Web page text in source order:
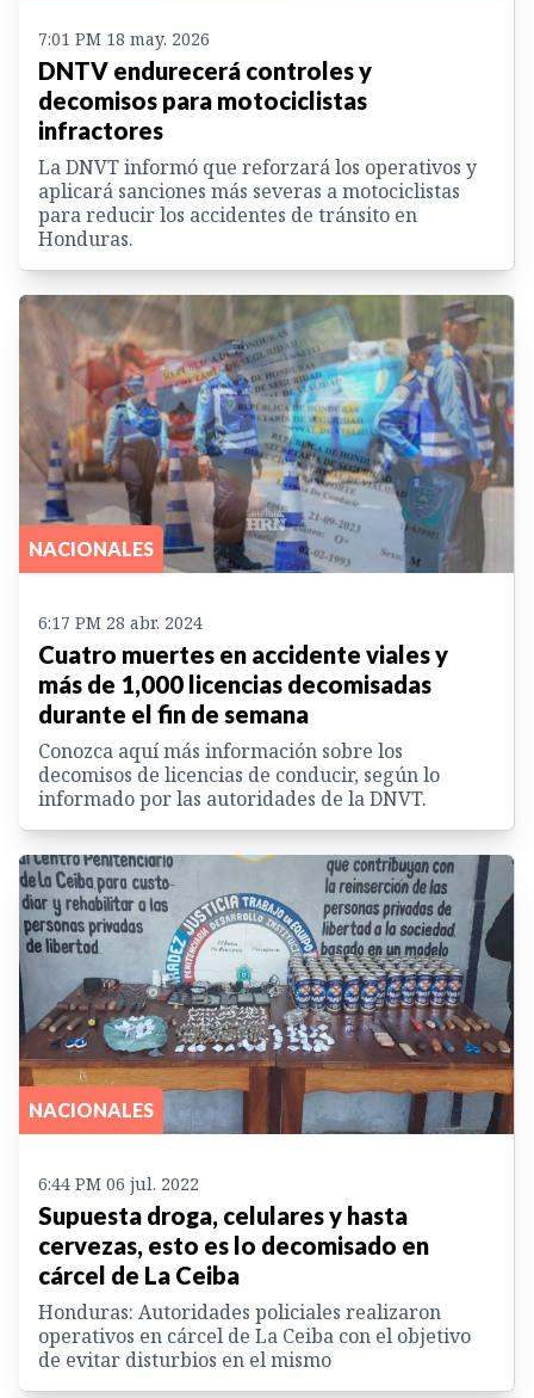
7:01 PM 18 may. 2026
DNTV endurecerá controles y
decomisos para motociclistas
infractores
La DNVT informó que reforzará los operativos y
aplicará sanciones más severas a motociclistas
para reducir los accidentes de tránsito en
Honduras.
NACIONALES
6:17 PM 28 abr. 2024
Cuatro muertes en accidente viales y
más de 1,000 licencias decomisadas
durante el fin de semana
Conozca aquí más información sobre los
decomisos de licencias de conducir, según lo
informado por las autoridades de la DNVT.
NACIONALES
6:44 PM 06 jul. 2022
Supuesta droga, celulares y hasta
cervezas, esto es lo decomisado en
cárcel de La Ceiba
Honduras: Autoridades policiales realizaron
operativos en cárcel de La Ceiba con el objetivo
de evitar disturbios en el mismo